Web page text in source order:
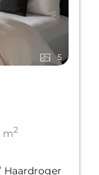
5
m2
Haardroger